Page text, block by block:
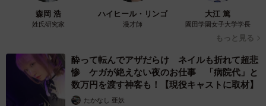
森岡 浩
姓氏研究家
ハイヒール・リンゴ
漫才師
大江 篤
園田学園女子大学学長
もっと見る
酔って転んでアザだらけ ネイルも折れて超悲
惨 ケガが絶えない夜のお仕事 「病院代」と
数万円を渡す神客も！【現役キャストに取材】
たかなし 亜妖